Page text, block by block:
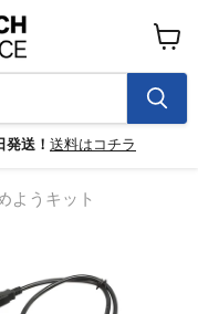
発送！ 送料はコチラ
カ
ー
ト
を
見
ようキット